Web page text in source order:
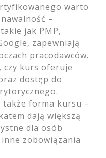
warto
–
jak PMP,
zapewniają
pracodawców.
czy kurs oferuje
dostęp do
także forma kursu –
dają większą
dla osób
zobowiązania